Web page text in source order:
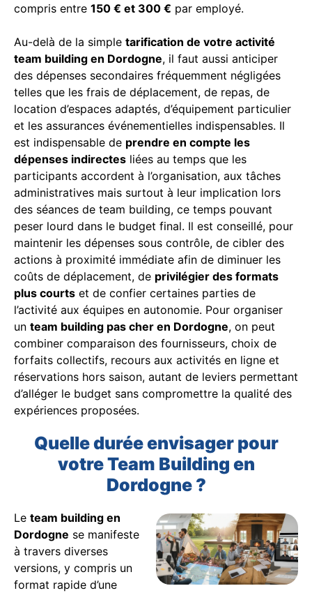
compris entre 150 € et 300 € par employé.
Au-delà de la simple tarification de votre activité
team building en Dordogne, il faut aussi anticiper
des dépenses secondaires fréquemment négligées
telles que les frais de déplacement, de repas, de
location d’espaces adaptés, d’équipement particulier
et les assurances événementielles indispensables. Il
est indispensable de prendre en compte les
dépenses indirectes liées au temps que les
participants accordent à l’organisation, aux tâches
administratives mais surtout à leur implication lors
des séances de team building, ce temps pouvant
peser lourd dans le budget final. Il est conseillé, pour
maintenir les dépenses sous contrôle, de cibler des
actions à proximité immédiate afin de diminuer les
coûts de déplacement, de privilégier des formats
plus courts et de confier certaines parties de
l’activité aux équipes en autonomie. Pour organiser
un team building pas cher en Dordogne, on peut
combiner comparaison des fournisseurs, choix de
forfaits collectifs, recours aux activités en ligne et
réservations hors saison, autant de leviers permettant
d’alléger le budget sans compromettre la qualité des
expériences proposées.
Quelle durée envisager pour
votre Team Building en
Dordogne ?
Le team building en
Dordogne se manifeste
à travers diverses
versions, y compris un
format rapide d’une